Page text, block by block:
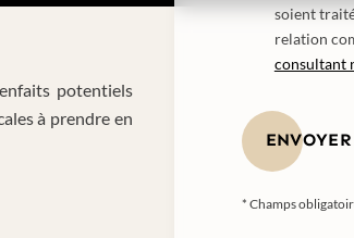
potentiels
à prendre en
soient
relation
consultant
ENVOYER
* Champs